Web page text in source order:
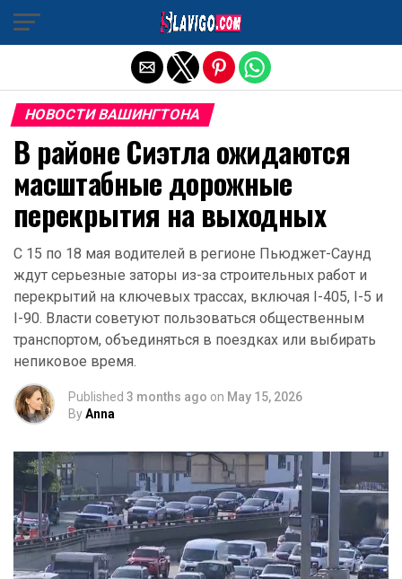
НОВОСТИ ВАШИНГТОНА
В районе Сиэтла ожидаются
масштабные дорожные
перекрытия на выходных
С 15 по 18 мая водителей в регионе Пьюджет-Саунд
ждут серьезные заторы из-за строительных работ и
перекрытий на ключевых трассах, включая I-405, I-5 и
I-90. Власти советуют пользоваться общественным
транспортом, объединяться в поездках или выбирать
непиковое время.
Published 3 months ago on May 15, 2026
ByAnna
Exit mobile version